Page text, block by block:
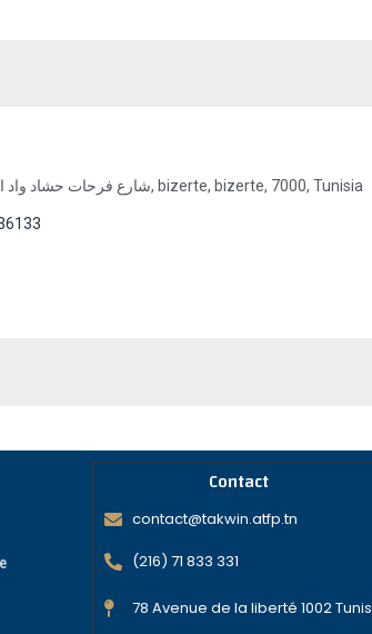
شارع فرحات حشاد واد المرج 7000 بنزرت, bizerte, bizerte, 7000, Tunisia
Contact
contact@takwin.atfp.tn
(216) 71 833 331
78 Avenue de la liberté 1002 Tunis